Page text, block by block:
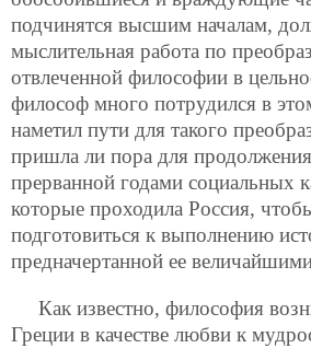
подчинятся высшим началам,
мыслительная работа по
отвлеченной философии в
философ много потрудился в
наметил пути для такого
пришла ли пора для
прерванной годами социальных
которые проходила Россия,
подготовиться к выполнению
предначертанной ее
Как известно, философия
Греции в качестве любви к